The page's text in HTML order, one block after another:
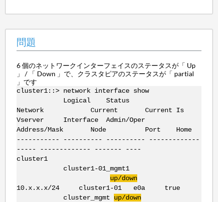
問題
6 個のネットワークインターフェイスのステータスが「 Up
」 / 「 Down 」で、クラスタピアのステータスが「 partial
」です
cluster1::> network interface show
Logical Status
Network Current Current Is
Vserver Interface Admin/Oper
Address/Mask Node Port Home
----------- ---------- ---------- -------------
----- ------------- ------- ----
cluster1
cluster1-01_mgmt1
up/down
10.x.x.x/24 cluster1-01 e0a true
cluster_mgmt up/down